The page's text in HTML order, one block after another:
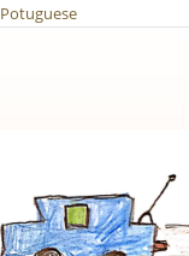
Potuguese